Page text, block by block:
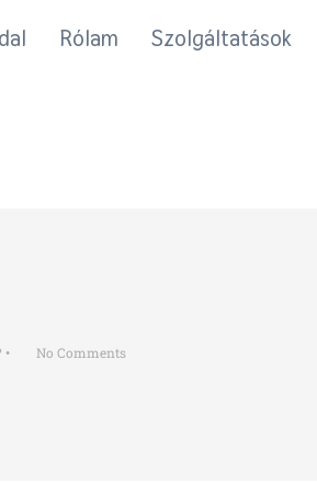
Rólam Szolgáltatások
• No Comments